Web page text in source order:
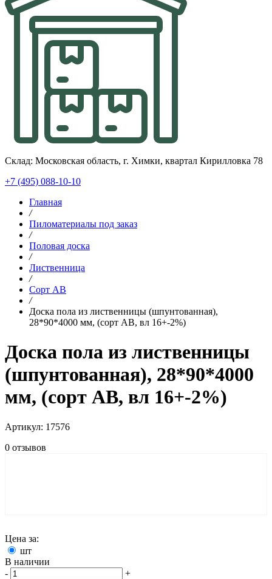
Склад: Московская область, г. Химки, квартал Кирилловка 78
+7 (495) 088-10-10
Главная
/
Пиломатериалы под заказ
/
Половая доска
/
Лиственница
/
Сорт AB
/
Доска пола из лиственницы (шпунтованная),
28*90*4000 мм, (сорт AB, вл 16+-2%)
Доска пола из лиственницы
(шпунтованная), 28*90*4000
мм, (сорт AB, вл 16+-2%)
Артикул: 17576
0 отзывов
Цена за:
шт
В наличии
-
+